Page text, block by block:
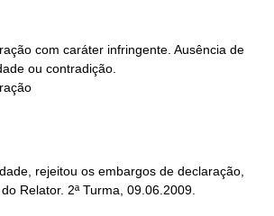
com caráter infringente. Ausência de
rejeitou os embargos de declaração,
Relator. 2ª Turma, 09.06.2009.